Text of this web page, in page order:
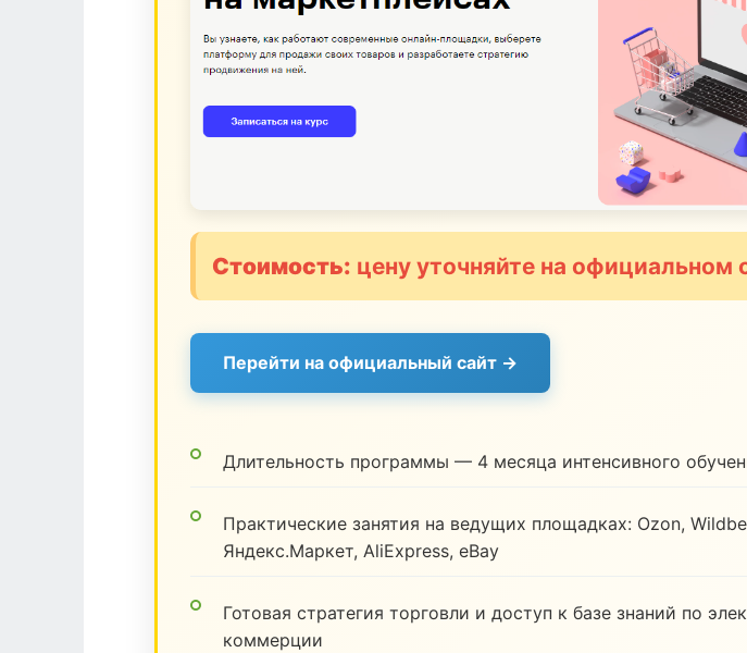
Стоимость: цену уточняйте на официальном
Перейти на официальный сайт →
Длительность программы — 4 месяца интенсивного
Практические занятия на ведущих площадках: Ozon,
Яндекс.Маркет, AliExpress, eBay
Готовая стратегия торговли и доступ к базе знаний по
коммерции